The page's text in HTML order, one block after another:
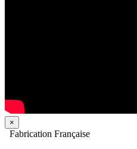
×
Fabrication Française